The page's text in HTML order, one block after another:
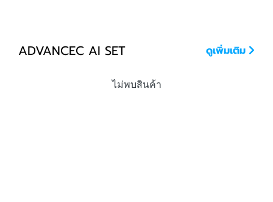
ADVANCEC AI SET ดูเพิ่มเติม
ไม่พบสินค้า